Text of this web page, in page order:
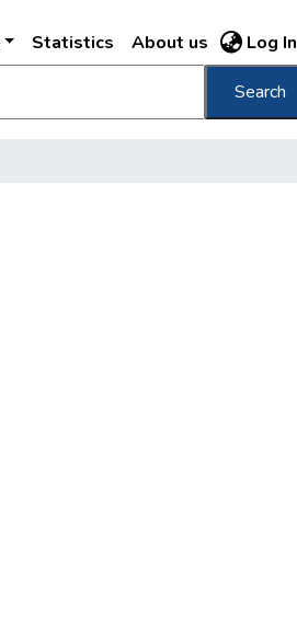
Statistics About us Log In
Search